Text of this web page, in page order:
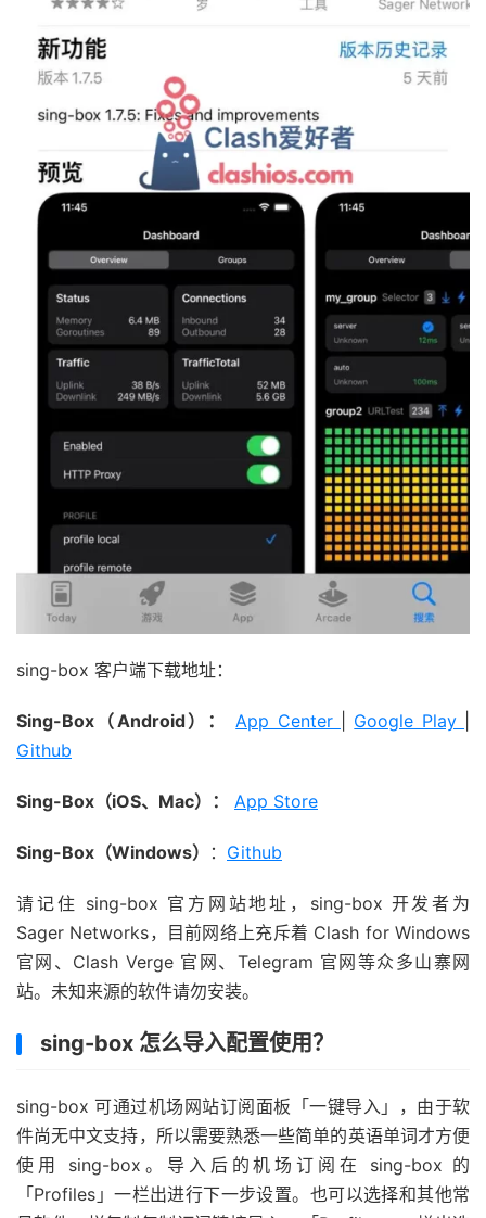
sing-box 客户端下载地址：
Sing-Box（Android）： App Center Google Play
Github
Sing-Box（iOS、Mac）： App Store
Sing-Box（Windows） ： Github
请记住 sing-box 官方网站地址，sing-box 开发者为
Sager Networks，目前网络上充斥着 Clash for Windows
官网、Clash Verge 官网、Telegram 官网等众多山寨网
站。未知来源的软件请勿安装。
sing-box 怎么导入配置使用？
sing-box 可通过机场网站订阅面板「一键导入」，由于软
件尚无中文支持，所以需要熟悉一些简单的英语单词才方便
使用 sing-box。导入后的机场订阅在 sing-box 的
「Profiles」一栏出进行下一步设置。也可以选择和其他常